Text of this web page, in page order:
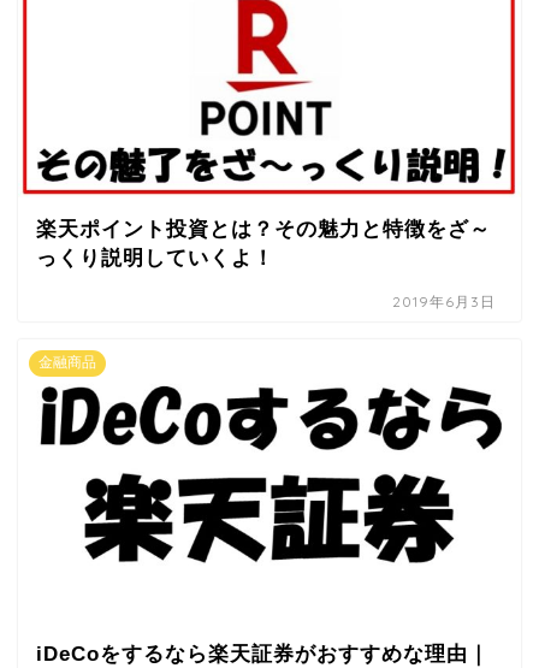
楽天ポイント投資とは？その魅力と特徴をざ～
っくり説明していくよ！
2019年6月3日
金融商品
iDeCoをするなら楽天証券がおすすめな理由｜